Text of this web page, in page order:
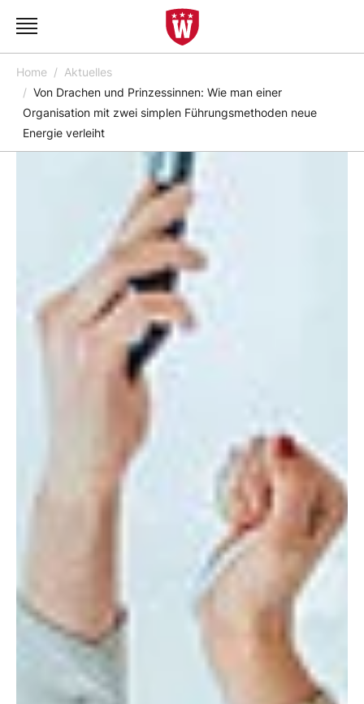
Home
Aktuelles
Von Drachen und Prinzessinnen: Wie man einer
Organisation mit zwei simplen Führungsmethoden neue
Energie verleiht